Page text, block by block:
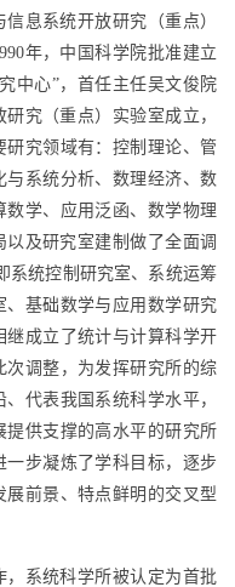
息系统开放研究（重点）
年，中国科学院批准建立
中心”，首任主任吴文俊院
究（重点）实验室成立，
究领域有：控制理论、管
系统分析、数理经济、数
学、应用泛函、数学物理
及研究室建制做了全面调
系统控制研究室、系统运筹
基础数学与应用数学研究
继成立了统计与计算科学开
调整，为发挥研究所的综
代表我国系统科学水平，
供支撑的高水平的研究所
步凝炼了学科目标，逐步
前景、特点鲜明的交叉型
，系统科学所被认定为首批